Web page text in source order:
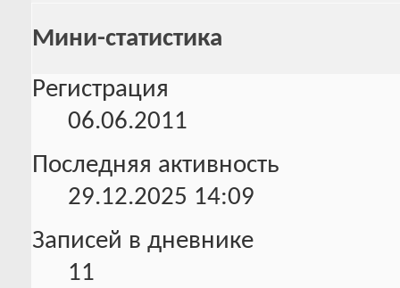
Мини-статистика
Регистрация
06.06.2011
Последняя активность
29.12.2025 14:09
Записей в дневнике
11